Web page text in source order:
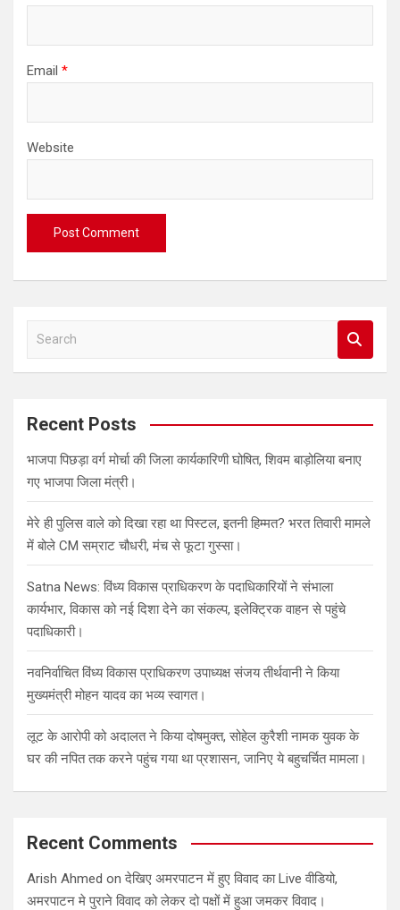
Email *
Website
a
c
Recent Posts
भाजपा पिछड़ा वर्ग मोर्चा की जिला कार्यकारिणी घोषित, शिवम बाड़ोलिया बनाए
गए भाजपा जिला मंत्री।
मेरे ही पुलिस वाले को दिखा रहा था पिस्टल, इतनी हिम्मत? भरत तिवारी मामले
में बोले CM सम्राट चौधरी, मंच से फूटा गुस्सा।
Satna News: विंध्य विकास प्राधिकरण के पदाधिकारियों ने संभाला
कार्यभार, विकास को नई दिशा देने का संकल्प, इलेक्ट्रिक वाहन से पहुंचे
पदाधिकारी।
नवनिर्वाचित विंध्य विकास प्राधिकरण उपाध्यक्ष संजय तीर्थवानी ने किया
मुख्यमंत्री मोहन यादव का भव्य स्वागत।
लूट के आरोपी को अदालत ने किया दोषमुक्त, सोहेल कुरैशी नामक युवक के
घर की नपित तक करने पहुंच गया था प्रशासन, जानिए ये बहुचर्चित मामला।
Recent Comments
Arish Ahmed onदेखिए अमरपाटन में हुए विवाद का Live वीडियो,
अमरपाटन मे पुराने विवाद को लेकर दो पक्षों में हुआ जमकर विवाद।